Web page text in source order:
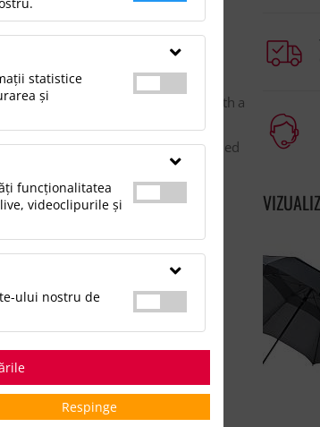
recycled water-repellent canvas with a
practicality. It includes a padded
A VIZUALIZA STOCUL:
Stoc EXTERN în:
statistice
și
funcționalitatea
videoclipurile și
ului nostru de
Respinge